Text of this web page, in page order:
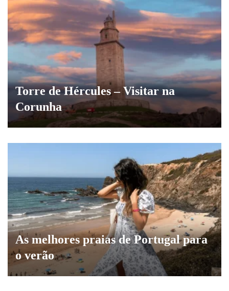
Torre de Hércules – Visitar na
Corunha
As melhores praias de Portugal para
o verão